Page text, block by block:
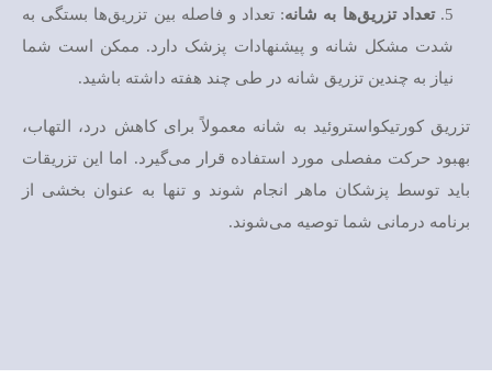
تعداد تزریق‌ها به شانه: تعداد و فاصله بین تزریق‌ها بستگی به
شدت مشکل شانه و پیشنهادات پزشک دارد. ممکن است شما
نیاز به چندین تزریق شانه در طی چند هفته داشته باشید.
تزریق کورتیکواستروئید به شانه معمولاً برای کاهش درد، التهاب،
بهبود حرکت مفصلی مورد استفاده قرار می‌گیرد. اما این تزریقات
باید توسط پزشکان ماهر انجام شوند و تنها به عنوان بخشی از
برنامه درمانی شما توصیه می‌شوند.